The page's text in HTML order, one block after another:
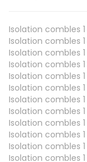
Isolation combles 1
Isolation combles 1
Isolation combles 1
Isolation combles 1
Isolation combles 1
Isolation combles 1
Isolation combles 1
Isolation combles 1
Isolation combles 1
Isolation combles 1
Isolation combles 1
Isolation combles 1